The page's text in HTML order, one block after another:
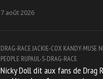
7 août 2026
DRAG-RACEJACKIE-COX KANDY-MUSE
PEOPLE RUPAUL-S-DRAG-RACE
Nicky Doll dit aux fans de Drag